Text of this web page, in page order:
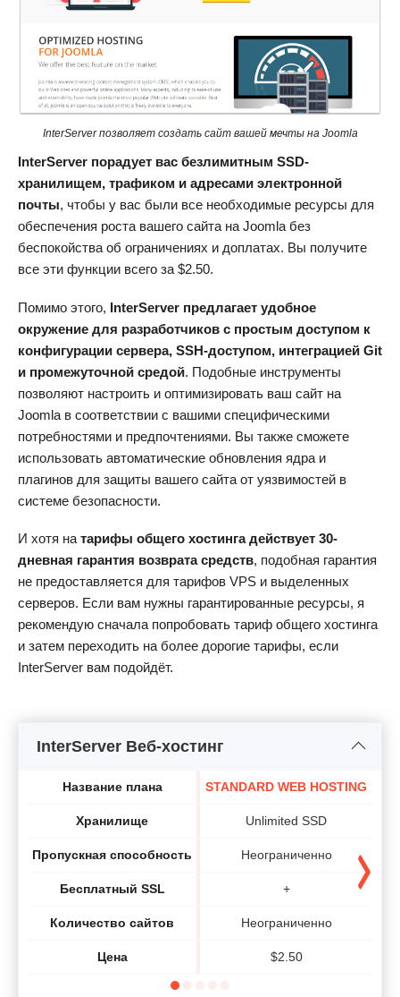
InterServer позволяет создать сайт вашей мечты на Joomla
InterServer порадует вас безлимитным SSD-
хранилищем, трафиком и адресами электронной
почты, чтобы у вас были все необходимые ресурсы для
обеспечения роста вашего сайта на Joomla без
беспокойства об ограничениях и доплатах. Вы получите
все эти функции всего за $2.50.
Помимо этого, InterServer предлагает удобное
окружение для разработчиков с простым доступом к
конфигурации сервера, SSH-доступом, интеграцией Git
и промежуточной средой. Подобные инструменты
позволяют настроить и оптимизировать ваш сайт на
Joomla в соответствии с вашими специфическими
потребностями и предпочтениями. Вы также сможете
использовать автоматические обновления ядра и
плагинов для защиты вашего сайта от уязвимостей в
системе безопасности.
И хотя на тарифы общего хостинга действует 30-
дневная гарантия возврата средств, подобная гарантия
не предоставляется для тарифов VPS и выделенных
серверов. Если вам нужны гарантированные ресурсы, я
рекомендую сначала попробовать тариф общего хостинга
и затем переходить на более дорогие тарифы, если
InterServer вам подойдёт.
InterServer Веб-хостинг
Название плана
Хранилище
Пропускная способность
Бесплатный SSL
Количество сайтов
Цена
STANDARD WEB HOSTING
Unlimited SSD
Неограниченно
+
Неограниченно
$2.50